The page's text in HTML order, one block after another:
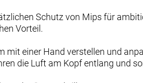
Schutz von Mips für
Vorteil.
einer Hand verstellen und
die Luft am Kopf entlang und